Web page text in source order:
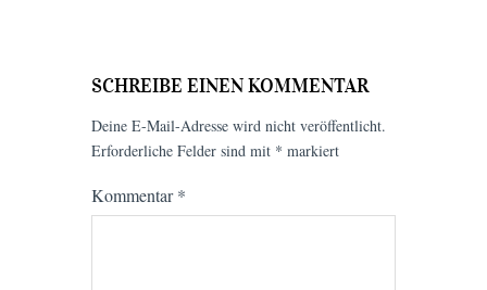
SCHREIBE EINEN KOMMENTAR
Deine E-Mail-Adresse wird nicht veröffentlicht.
Erforderliche Felder sind mit * markiert
Kommentar*